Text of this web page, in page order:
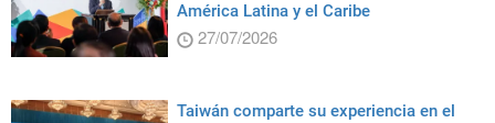
América Latina y el Caribe
27/07/2026
Taiwán comparte su experiencia en el